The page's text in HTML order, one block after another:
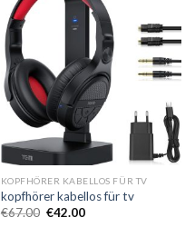
KOPFHÖRER KABELLOS FÜR TV
kopfhörer kabellos für tv
€67.00 €42.00